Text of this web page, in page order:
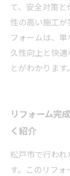
て、安全対策
性の高い施工
フォームは、
久性向上と快
とがわかります。
リフォーム完
く紹介
松戸市で行わ
す。このリフ